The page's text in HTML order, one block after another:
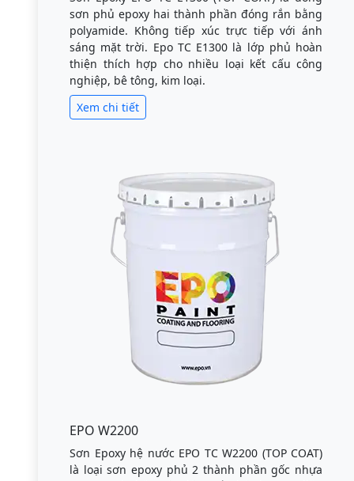
sơn phủ epoxy hai thành phần đóng rắn bằng
polyamide. Không tiếp xúc trực tiếp với ánh
sáng mặt trời. Epo TC E1300 là lớp phủ hoàn
thiện thích hợp cho nhiều loại kết cấu công
nghiệp, bê tông, kim loại.
Xem chi tiết
EPO W2200
Sơn Epoxy hệ nước EPO TC W2200 (TOP COAT)
là loại sơn epoxy phủ 2 thành phần gốc nhựa